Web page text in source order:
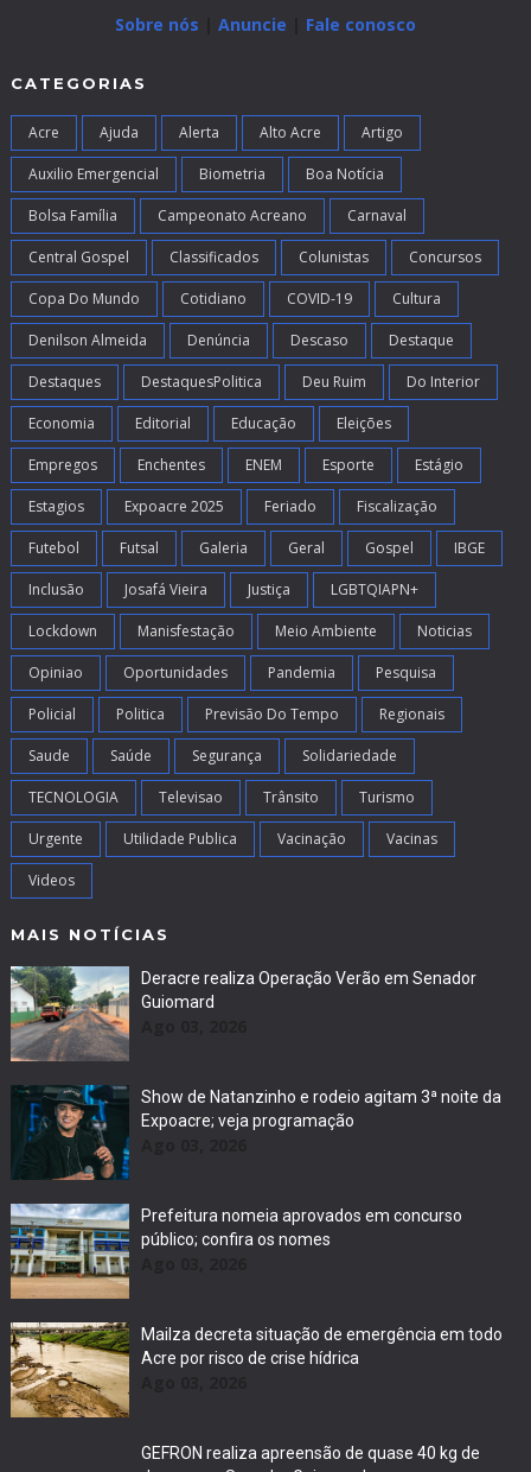
Sobre nós
Anuncie Fale conosco
CATEGORIAS
Acre Ajuda Alerta Alto Acre Artigo
Auxilio Emergencial Biometria Boa Notícia
Bolsa Família Campeonato Acreano Carnaval
Central Gospel Classificados Colunistas Concursos
Copa Do Mundo Cotidiano COVID-19 Cultura
Denilson Almeida Denúncia Descaso Destaque
Destaques DestaquesPolitica Deu Ruim Do Interior
Economia Editorial Educação Eleições
Empregos Enchentes ENEM Esporte Estágio
Estagios Expoacre 2025 Feriado Fiscalização
Futebol Futsal Galeria Geral Gospel IBGE
Inclusão Josafá Vieira Justiça LGBTQIAPN+
Lockdown Manisfestação Meio Ambiente Noticias
Opiniao Oportunidades Pandemia Pesquisa
Policial Politica Previsão Do Tempo Regionais
Saude Saúde Segurança Solidariedade
TECNOLOGIA Televisao Trânsito Turismo
Urgente Utilidade Publica Vacinação Vacinas
Videos
MAIS NOTÍCIAS
Deracre realiza Operação Verão em Senador
Guiomard
Show de Natanzinho e rodeio agitam 3ª noite da
Expoacre; veja programação
Prefeitura nomeia aprovados em concurso
público; confira os nomes
Mailza decreta situação de emergência em todo
Acre por risco de crise hídrica
GEFRON realiza apreensão de quase 40 kg de